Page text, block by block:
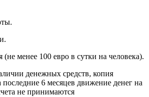
(не менее 100 евро в сутки на человека).
денежных средств, копия
6 месяцев движение денег на
не принимаются